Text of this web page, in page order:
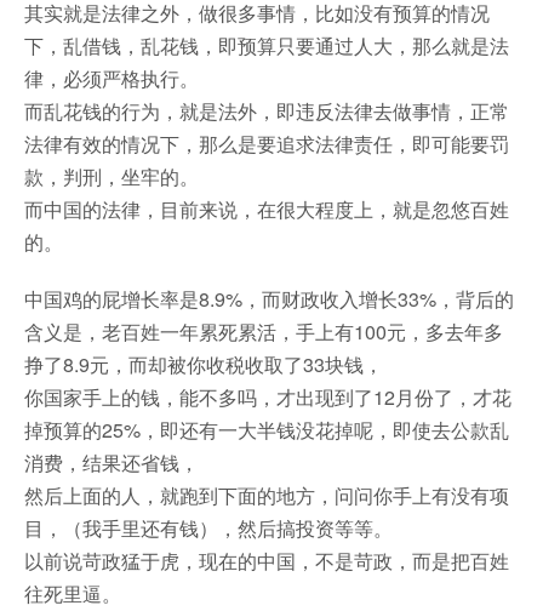
其实就是法律之外，做很多事情，比如没有预算的情况
下，乱借钱，乱花钱，即预算只要通过人大，那么就是法
律，必须严格执行。
而乱花钱的行为，就是法外，即违反法律去做事情，正常
法律有效的情况下，那么是要追求法律责任，即可能要罚
款，判刑，坐牢的。
而中国的法律，目前来说，在很大程度上，就是忽悠百姓
的。
中国鸡的屁增长率是8.9%，而财政收入增长33%，背后的
含义是，老百姓一年累死累活，手上有100元，多去年多
挣了8.9元，而却被你收税收取了33块钱，
你国家手上的钱，能不多吗，才出现到了12月份了，才花
掉预算的25%，即还有一大半钱没花掉呢，即使去公款乱
消费，结果还省钱，
然后上面的人，就跑到下面的地方，问问你手上有没有项
目，（我手里还有钱），然后搞投资等等。
以前说苛政猛于虎，现在的中国，不是苛政，而是把百姓
往死里逼。